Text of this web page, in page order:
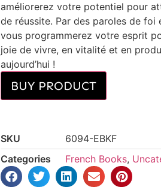
améliorerez votre potentiel pour
de réussite. Par des paroles de
vous programmerez votre esprit
joie de vivre, en vitalité et en
aujourd’hui !
BUY PRODUCT
SKU
6094-EBKF
Categories
French Books,